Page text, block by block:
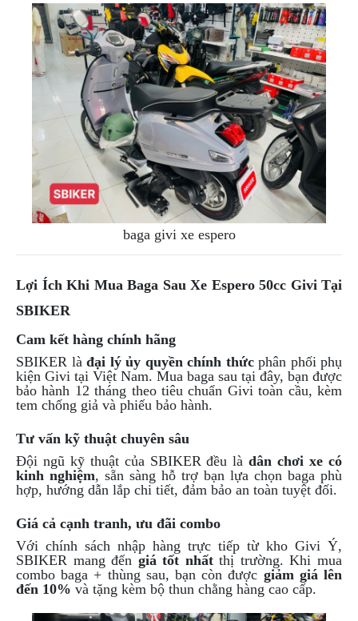
baga givi xe espero
Lợi Ích Khi Mua Baga Sau Xe Espero 50cc Givi Tại
SBIKER
Cam kết hàng chính hãng
SBIKER là đại lý ủy quyền chính thứcphân phối phụ
kiện Givi tại Việt Nam. Mua baga sau tại đây, bạn được
bảo hành 12 tháng theo tiêu chuẩn Givi toàn cầu, kèm
tem chống giả và phiếu bảo hành.
Tư vấn kỹ thuật chuyên sâu
Đội ngũ kỹ thuật của SBIKER đều làdân chơi xe có
kinh nghiệm, sẵn sàng hỗ trợ bạn lựa chọn baga phù
hợp, hướng dẫn lắp chi tiết, đảm bảo an toàn tuyệt đối.
Giá cả cạnh tranh, ưu đãi combo
Với chính sách nhập hàng trực tiếp từ kho Givi Ý,
SBIKER mang đến giá tốt nhấtthị trường. Khi mua
combo baga + thùng sau, bạn còn được giảm giá lên
đến 10% và tặng kèm bộ thun chằng hàng cao cấp.